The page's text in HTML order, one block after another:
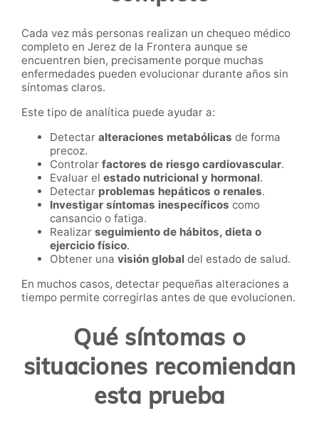
Cada vez más personas realizan un chequeo médico
completo en Jerez de la Frontera aunque se
encuentren bien, precisamente porque muchas
enfermedades pueden evolucionar durante años sin
síntomas claros.
Este tipo de analítica puede ayudar a:
Detectar alteraciones metabólicas de forma
precoz.
Controlar factores de riesgo cardiovascular.
Evaluar el estado nutricional y hormonal.
Detectar problemas hepáticos o renales.
Investigar síntomas inespecíficos como
cansancio o fatiga.
Realizar seguimiento de hábitos, dieta o
ejercicio físico.
Obtener una visión global del estado de salud.
En muchos casos, detectar pequeñas alteraciones a
tiempo permite corregirlas antes de que evolucionen.
Qué síntomas o
situaciones recomiendan
esta prueba